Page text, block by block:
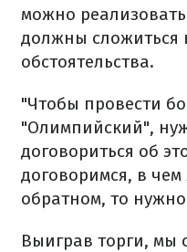
можно
должны сложиться
обстоятельства.
"Чтобы провести
"Олимпийский",
договориться об
договоримся, в
обратном, то
Выиграв торги, мы